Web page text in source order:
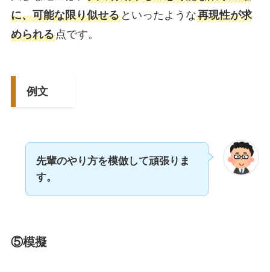
に、可能な限り似せるといったような再現性が求
められる点です。
例文
先輩のやり方を模倣して頑張りま
す。
⑤模擬